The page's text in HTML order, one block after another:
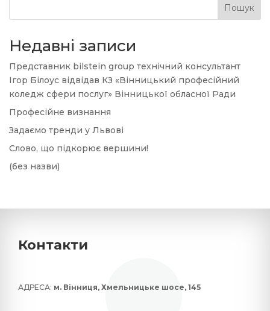
Пошук
Недавні записи
Представник bilstein group технічний консультант
Ігор Білоус відвідав КЗ «Вінницький професійний
коледж сфери послуг» Вінницької обласної Ради
Професійне визнання
Задаємо тренди у Львові
Слово, що підкорює вершини!
(без назви)
Контакти
АДРЕСА: м. Вінниця, Хмельницьке шосе, 145